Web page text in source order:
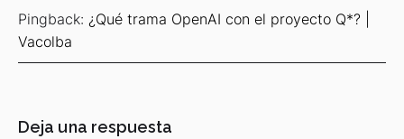
Pingback: ¿Qué trama OpenAI con el proyecto Q*? |
Vacolba
Deja una respuesta